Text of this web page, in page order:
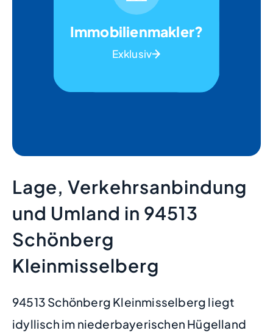
Immobilienmakler?
Exklusiv
Lage, Verkehrsanbindung
und Umland in 94513
Schönberg
Kleinmisselberg
94513 Schönberg Kleinmisselberg liegt
idyllisch im niederbayerischen Hügelland